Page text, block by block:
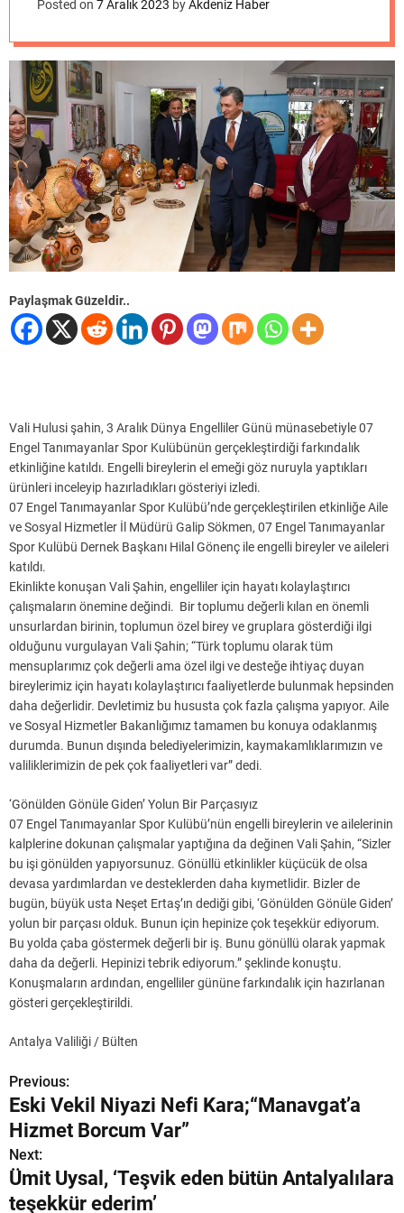
Posted on 7 Aralık 2023 byAkdeniz Haber
Paylaşmak Güzeldir..
Vali Hulusi şahin, 3 Aralık Dünya Engelliler Günü münasebetiyle 07
Engel Tanımayanlar Spor Kulübünün gerçekleştirdiği farkındalık
etkinliğine katıldı. Engelli bireylerin el emeği göz nuruyla yaptıkları
ürünleri inceleyip hazırladıkları gösteriyi izledi.
07 Engel Tanımayanlar Spor Kulübü’nde gerçekleştirilen etkinliğe Aile
ve Sosyal Hizmetler İl Müdürü Galip Sökmen, 07 Engel Tanımayanlar
Spor Kulübü Dernek Başkanı Hilal Gönenç ile engelli bireyler ve aileleri
katıldı.
Ekinlikte konuşan Vali Şahin, engelliler için hayatı kolaylaştırıcı
çalışmaların önemine değindi. Bir toplumu değerli kılan en önemli
unsurlardan birinin, toplumun özel birey ve gruplara gösterdiği ilgi
olduğunu vurgulayan Vali Şahin; “Türk toplumu olarak tüm
mensuplarımız çok değerli ama özel ilgi ve desteğe ihtiyaç duyan
bireylerimiz için hayatı kolaylaştırıcı faaliyetlerde bulunmak hepsinden
daha değerlidir. Devletimiz bu hususta çok fazla çalışma yapıyor. Aile
ve Sosyal Hizmetler Bakanlığımız tamamen bu konuya odaklanmış
durumda. Bunun dışında belediyelerimizin, kaymakamlıklarımızın ve
valiliklerimizin de pek çok faaliyetleri var” dedi.
‘Gönülden Gönüle Giden’ Yolun Bir Parçasıyız
07 Engel Tanımayanlar Spor Kulübü’nün engelli bireylerin ve ailelerinin
kalplerine dokunan çalışmalar yaptığına da değinen Vali Şahin, “Sizler
bu işi gönülden yapıyorsunuz. Gönüllü etkinlikler küçücük de olsa
devasa yardımlardan ve desteklerden daha kıymetlidir. Bizler de
bugün, büyük usta Neşet Ertaş’ın dediği gibi, ‘Gönülden Gönüle Giden’
yolun bir parçası olduk. Bunun için hepinize çok teşekkür ediyorum.
Bu yolda çaba göstermek değerli bir iş. Bunu gönüllü olarak yapmak
daha da değerli. Hepinizi tebrik ediyorum.” şeklinde konuştu.
Konuşmaların ardından, engelliler gününe farkındalık için hazırlanan
gösteri gerçekleştirildi.
Antalya Valiliği / Bülten
Y
a
z
ı
Previous:
Eski Vekil Niyazi Nefi Kara;“Manavgat’a
Hizmet Borcum Var”
Next:
Ümit Uysal, ‘Teşvik eden bütün Antalyalılara
teşekkür ederim’